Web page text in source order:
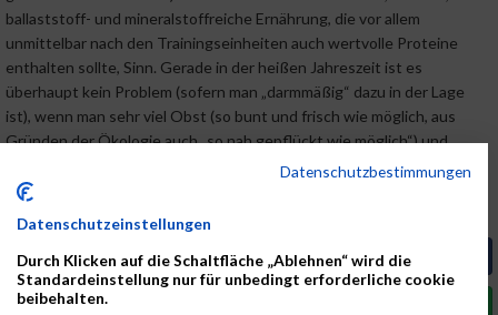
ballaststoff- und mineralstoffreiche Ernährung, die vor allem
unmittelbar nach den Trainingseinheiten auch wertvolle Proteine
enthalten sollte, Sinn. Gerade in der heißen Jahreszeit ist es
überhaupt kein Problem (sofern man „darmmäßig“ dazu in der Lage
ist), wenn man sehr viel Obst (so bunt und frisch wie möglich, aus
Gründen der Ökologie auch „so nah gepflückt wie möglich“) und
Gemüse zu sich nimmt. Einen guten Snack für zwischendurch stellen
Nüsse oder Bio-Maroni (gibt´s neuerdings auch im Sommer…) dar,
Artikel auf Facebook teilen
Artikel auf Whatsapp teilen
Datenschutzbestimmungen
Datenschutzeinstellungen
Durch Klicken auf die Schaltfläche „Ablehnen“ wird die
Standardeinstellung nur für unbedingt erforderliche cookie
beibehalten.